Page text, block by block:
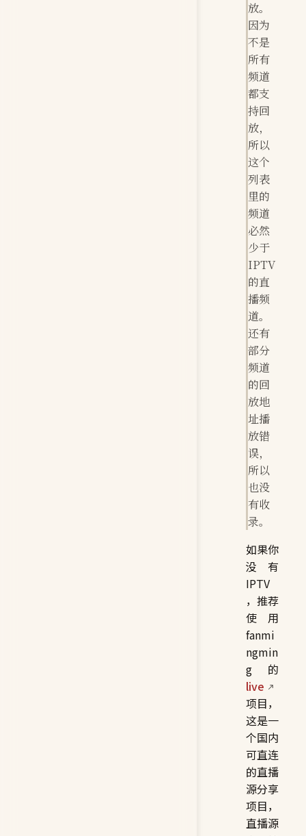
放。
因为
不是
所有
频道
都支
持回
放，
所以
这个
列表
里的
频道
必然
少于
IPTV
的直
播频
道。
还有
部分
频道
的回
放地
址播
放错
误，
所以
也没
有收
录。
如果你
没有
IPTV
，推荐
使用
fanmi
ngmin
g 的
live
项目，
这是一
个国内
可直连
的直播
源分享
项目，
直播源